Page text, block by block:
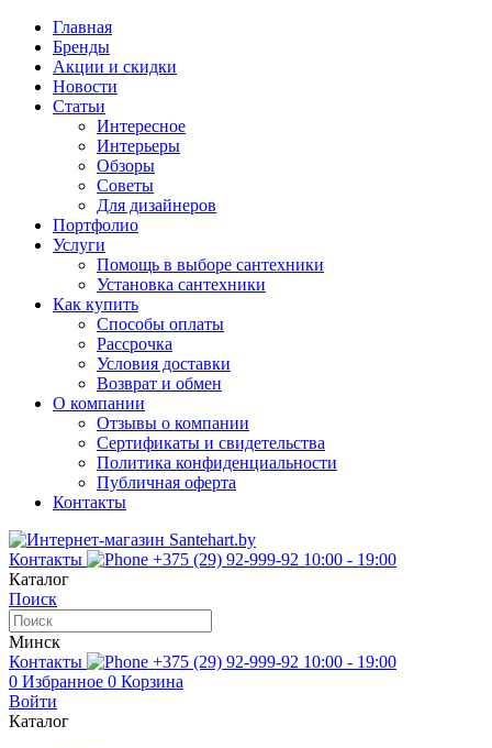
Главная
Бренды
Акции и скидки
Новости
Статьи
Интересное
Интерьеры
Обзоры
Советы
Для дизайнеров
Портфолио
Услуги
Помощь в выборе сантехники
Установка сантехники
Как купить
Способы оплаты
Рассрочка
Условия доставки
Возврат и обмен
О компании
Отзывы о компании
Сертификаты и свидетельства
Политика конфиденциальности
Публичная оферта
Контакты
Контакты +375 (29) 92-999-92 10:00 - 19:00
Каталог
Поиск
Минск
Контакты
+375 (29) 92-999-92 10:00 - 19:00
0 Избранное 0 Корзина
Войти
Каталог